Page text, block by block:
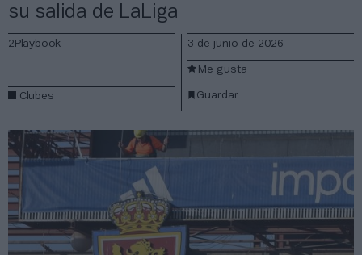
su salida de LaLiga
2Playbook
Clubes
3 de junio de 2026
Guardar
Me gusta